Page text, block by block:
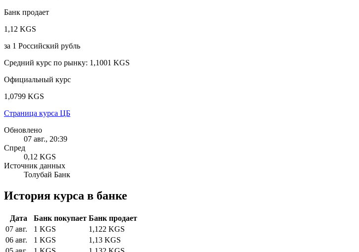
Банк продает
1,12 KGS
за 1 Российский рубль
Средний курс по рынку: 1,1001 KGS
Официальный курс
1,0799 KGS
Страница курса ЦБ
Обновлено
07 авг., 20:39
Спред
0,12 KGS
Источник данных
Толубай Банк
История курса в банке
Дата Банк покупает Банк продает
07 авг.
1 KGS
1,122 KGS
06 авг.
1 KGS
1,13 KGS